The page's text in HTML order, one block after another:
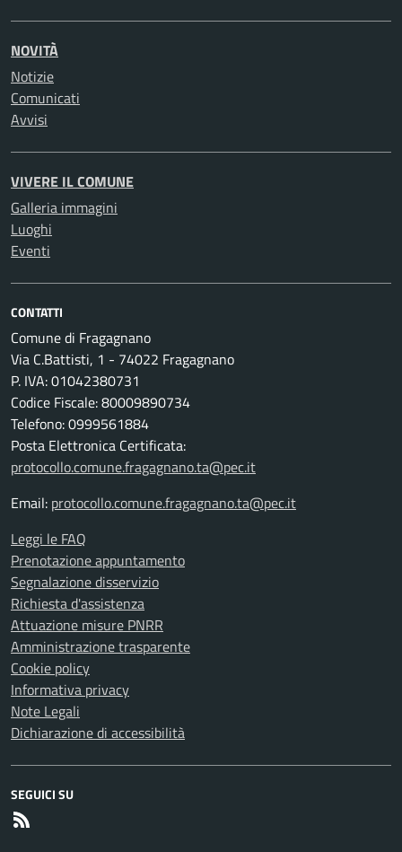
NOVITÀ
Notizie
Comunicati
Avvisi
VIVERE IL COMUNE
Galleria immagini
Luoghi
Eventi
CONTATTI
Comune di Fragagnano
Via C.Battisti, 1 - 74022 Fragagnano
P. IVA: 01042380731
Codice Fiscale: 80009890734
Telefono: 0999561884
Posta Elettronica Certificata:
protocollo.comune.fragagnano.ta@pec.it
Email: protocollo.comune.fragagnano.ta@pec.it
Leggi le FAQ
Prenotazione appuntamento
Segnalazione disservizio
Richiesta d'assistenza
Attuazione misure PNRR
Amministrazione trasparente
Cookie policy
Informativa privacy
Note Legali
Dichiarazione di accessibilità
SEGUICI SU